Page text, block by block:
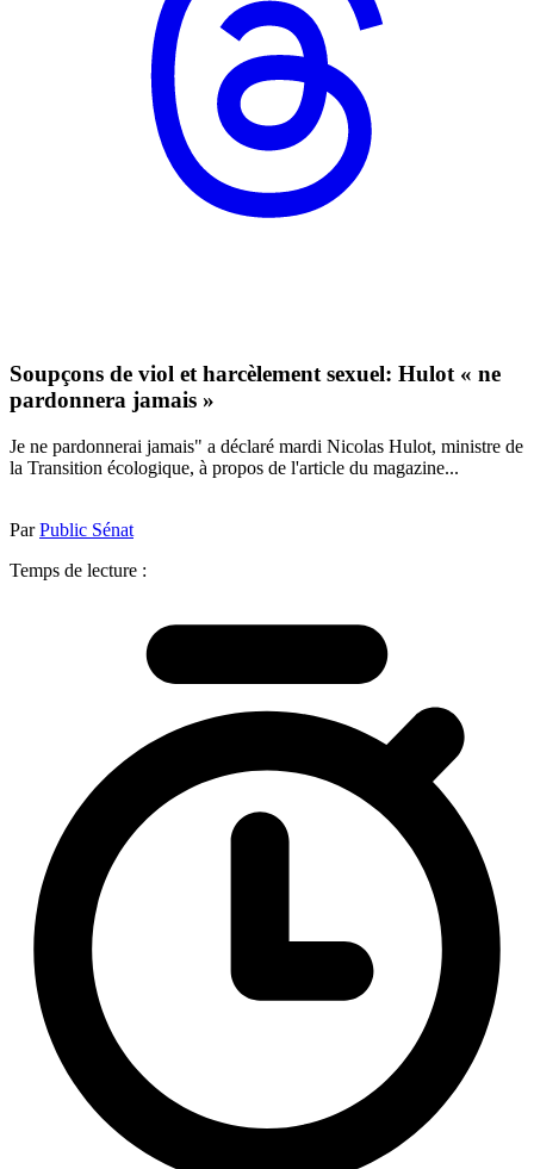
Soupçons de viol et harcèlement sexuel: Hulot « ne
pardonnera jamais »
Je ne pardonnerai jamais" a déclaré mardi Nicolas Hulot, ministre de
la Transition écologique, à propos de l'article du magazine...
ParPublic Sénat
Temps de lecture :